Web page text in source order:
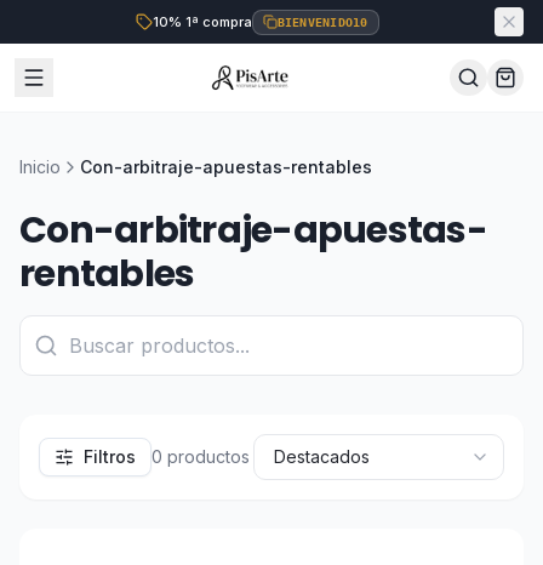
10% 1ª compra BIENVENIDO10
Inicio Con-arbitraje-apuestas-rentables
Con-arbitraje-apuestas-
rentables
Filtros 0 productos